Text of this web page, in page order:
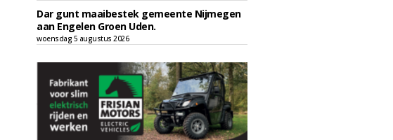
Dar gunt maaibestek gemeente Nijmegen
aan Engelen Groen Uden.
woensdag 5 augustus 2026